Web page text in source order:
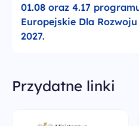
01.08 oraz 4.17
Europejskie Dla Rozwoju
2027.
Przydatne linki